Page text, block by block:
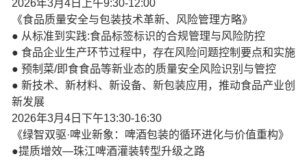
2026年3月4日上午9:30-12:00
《食品质量安全与包装技术革新、风险管理方略》
● 从标准到实践:食品标签标识的合规管理与风险防控
● 食品企业生产环节过程中，存在风险问题控制要点和实施
● 预制菜/即食食品等新业态的质量安全风险识别与管控
● 新技术、新材料、新设备、新包装应用，推动食品产业创
新发展
2026年3月4日下午13:30-16:30
《绿智双驱·啤业新象：啤酒包装的循环进化与价值重构》
●提质增效—珠江啤酒灌装转型升级之路